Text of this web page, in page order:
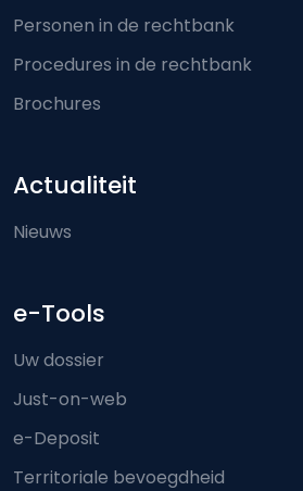
Personen in de rechtbank
Procedures in de rechtbank
Brochures
Actualiteit
Nieuws
e-Tools
Uw dossier
Just-on-web
e-Deposit
Territoriale bevoegdheid